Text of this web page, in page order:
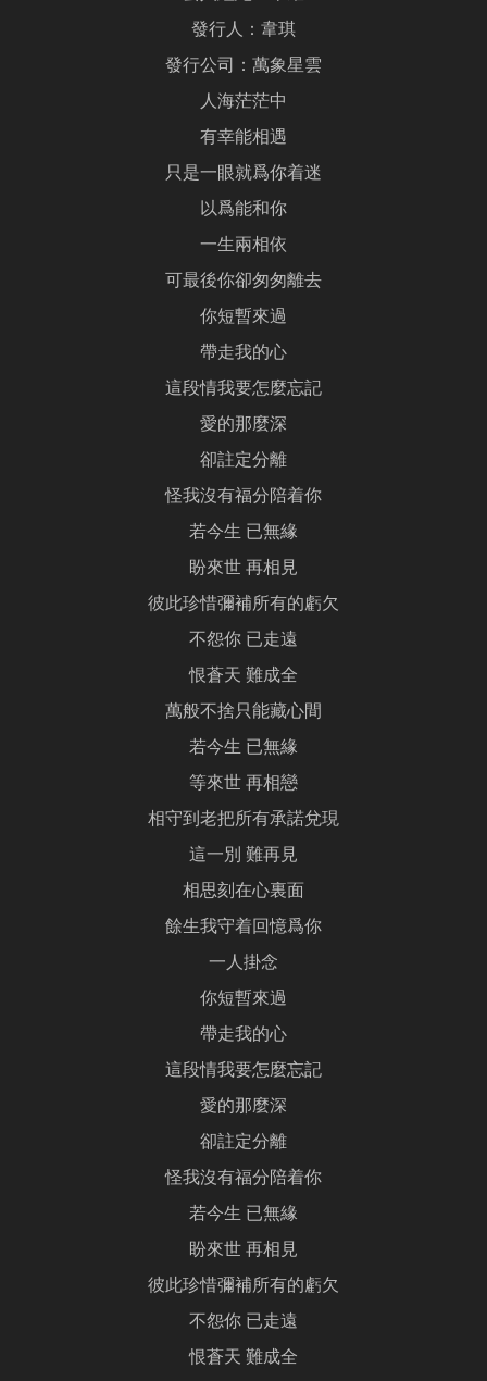
發行人：韋琪
發行公司：萬象星雲
人海茫茫中
有幸能相遇
只是一眼就爲你着迷
以爲能和你
一生兩相依
可最後你卻匆匆離去
你短暫來過
帶走我的心
這段情我要怎麼忘記
愛的那麼深
卻註定分離
怪我沒有福分陪着你
若今生 已無緣
盼來世 再相見
彼此珍惜彌補所有的虧欠
不怨你 已走遠
恨蒼天 難成全
萬般不捨只能藏心間
若今生 已無緣
等來世 再相戀
相守到老把所有承諾兌現
這一別 難再見
相思刻在心裏面
餘生我守着回憶爲你
一人掛念
你短暫來過
帶走我的心
這段情我要怎麼忘記
愛的那麼深
卻註定分離
怪我沒有福分陪着你
若今生 已無緣
盼來世 再相見
彼此珍惜彌補所有的虧欠
不怨你 已走遠
恨蒼天 難成全